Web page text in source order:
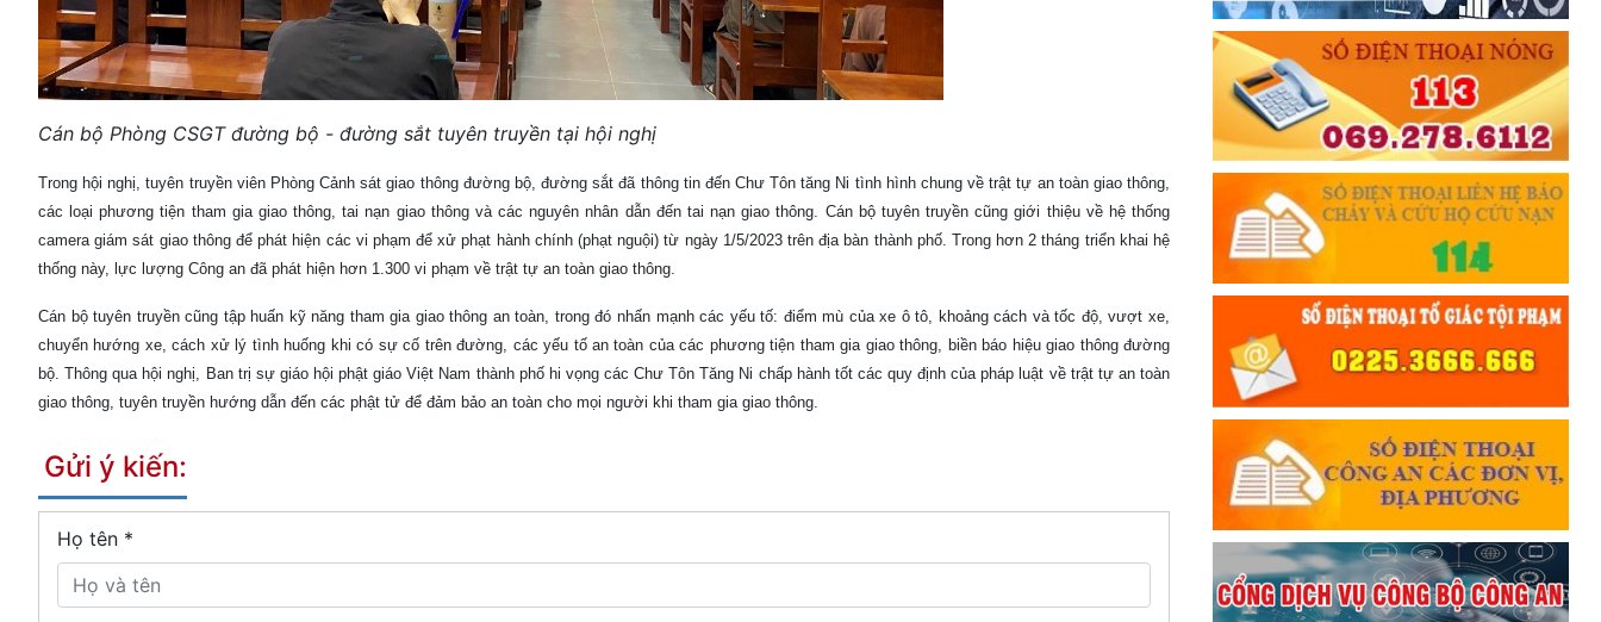
Cán bộ Phòng CSGT đường bộ - đường sắt tuyên truyền tại hội nghị
Trong hội nghị, tuyên truyền viên Phòng Cảnh sát giao thông đường bộ, đường sắt đã thông tin đến Chư Tôn tăng Ni tình hình chung về trật tự an toàn giao thông,
các loại phương tiện tham gia giao thông, tai nạn giao thông và các nguyên nhân dẫn đến tai nạn giao thông. Cán bộ tuyên truyền cũng giới thiệu về hệ thống
camera giám sát giao thông để phát hiện các vi phạm để xử phạt hành chính (phạt nguội) từ ngày 1/5/2023 trên địa bàn thành phố. Trong hơn 2 tháng triển khai hệ
thống này, lực lượng Công an đã phát hiện hơn 1.300 vi phạm về trật tự an toàn giao thông.
Cán bộ tuyên truyền cũng tập huấn kỹ năng tham gia giao thông an toàn, trong đó nhấn mạnh các yếu tố: điểm mù của xe ô tô, khoảng cách và tốc độ, vượt xe,
chuyển hướng xe, cách xử lý tình huống khi có sự cố trên đường, các yếu tố an toàn của các phương tiện tham gia giao thông, biền báo hiệu giao thông đường
bộ. Thông qua hội nghị, Ban trị sự giáo hội phật giáo Việt Nam thành phố hi vọng các Chư Tôn Tăng Ni chấp hành tốt các quy định của pháp luật về trật tự an toàn
giao thông, tuyên truyền hướng dẫn đến các phật tử để đảm bảo an toàn cho mọi người khi tham gia giao thông.
Gửi ý kiến:
Họ tên *